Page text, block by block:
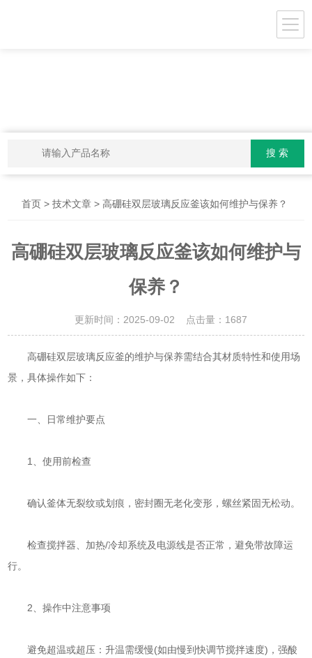
首页 >技术文章 > 高硼硅双层玻璃反应釜该如何维护与保养？
高硼硅双层玻璃反应釜该如何维护与
保养？
更新时间：2025-09-02 点击量： 1687
高硼硅双层玻璃反应釜的维护与保养需结合其材质特性和使用场
景，具体操作如下：
‌一、日常维护要点‌
‌1、使用前检查‌
确认釜体无裂纹或划痕，密封圈无老化变形，螺丝紧固无松动。
检查搅拌器、加热/冷却系统及电源线是否正常，避免带故障运
行。
‌2、操作中注意事项‌
避免超温或超压：升温需缓慢(如由慢到快调节搅拌速度)，强酸